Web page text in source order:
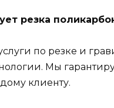
резка
по резке и
Мы
клиенту.